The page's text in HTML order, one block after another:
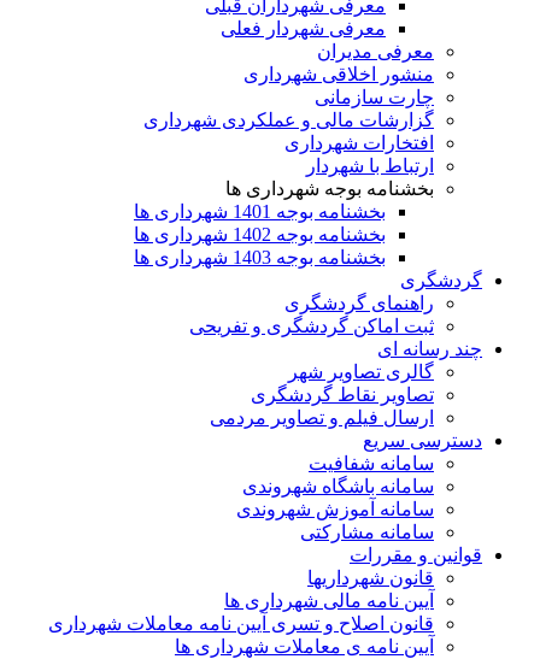
معرفی شهرداران قبلی
معرفی شهردار فعلی
معرفی مدیران
منشور اخلاقی شهرداری
چارت سازمانی
گزارشات مالی و عملکردی شهرداری
افتخارات شهرداری
ارتباط با شهردار
بخشنامه بوجه شهرداری ها
بخشنامه بوجه 1401 شهرداری ها
بخشنامه بوجه 1402 شهرداری ها
بخشنامه بوجه 1403 شهرداری ها
گردشگری
راهنمای گردشگری
ثبت اماکن گردشگری و تفریحی
چند رسانه ای
گالری تصاویر شهر
تصاویر نقاط گردشگری
ارسال فیلم و تصاویر مردمی
دسترسی سریع
سامانه شفافیت
سامانه باشگاه شهروندی
سامانه آموزش شهروندی
سامانه مشارکتی
قوانین و مقررات
قانون شهرداریها
آیین نامه مالی شهرداری ها
قانون اصلاح و تسری آیین نامه معاملات شهرداری
آیین نامه ی معاملات شهرداری ها